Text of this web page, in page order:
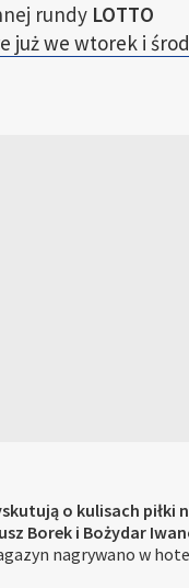
rundy LOTTO
już we wtorek i
o kulisach piłki
Borek i Bożydar
nagrywano w